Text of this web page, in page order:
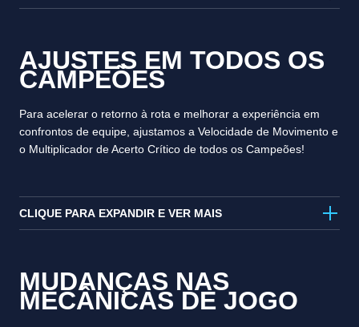
AJUSTES EM TODOS OS
CAMPEÕES
Para acelerar o retorno à rota e melhorar a experiência em
confrontos de equipe, ajustamos a Velocidade de Movimento e
o Multiplicador de Acerto Crítico de todos os Campeões!
CLIQUE PARA EXPANDIR E VER MAIS
MUDANÇAS NAS
MECÂNICAS DE JOGO